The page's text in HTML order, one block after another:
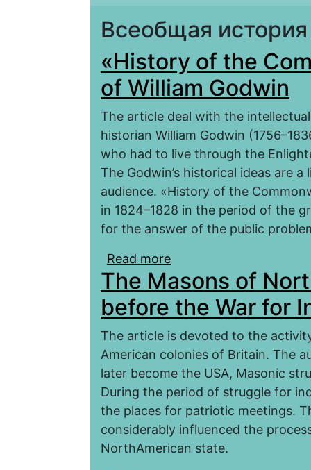
Всеобщая история
«History of the
of William Godwin
The article deal with the
historian William Godwin
who had to live through the
The Godwin’s historical ideas are
audience. «History of the
in 1824–1828 in the period of the
for the answer of the public
Read more
The Masons of
before the War for
The article is devoted to the
American colonies of Britain. The
later become the USA, Masonic
During the period of struggle for
the places for patriotic meetings.
considerably influenced the
NorthAmerican state.